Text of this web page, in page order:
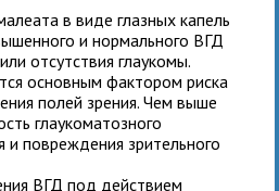
в виде глазных капель
и нормального ВГД
отсутствия глаукомы.
основным фактором риска
полей зрения. Чем выше
глаукоматозного
и повреждения зрительного
ВГД под действием